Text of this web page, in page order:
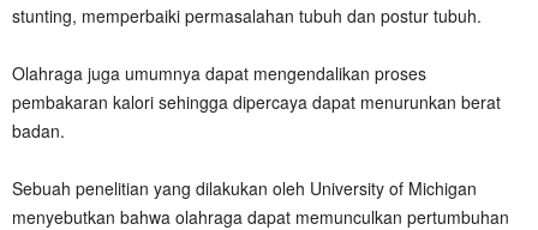
stunting, memperbaiki permasalahan tubuh dan postur tubuh.
Olahraga juga umumnya dapat mengendalikan proses
pembakaran kalori sehingga dipercaya dapat menurunkan berat
badan.
Sebuah penelitian yang dilakukan oleh University of Michigan
menyebutkan bahwa olahraga dapat memunculkan pertumbuhan